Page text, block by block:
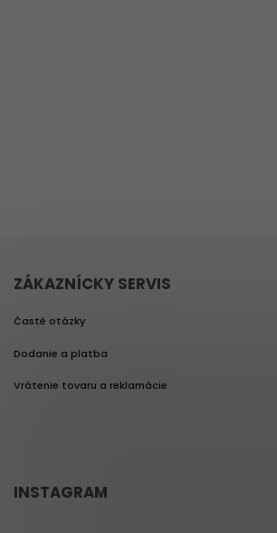
ZÁKAZNÍCKY SERVIS
Časté otázky
Dodanie a platba
Vrátenie tovaru a reklamácie
INSTAGRAM